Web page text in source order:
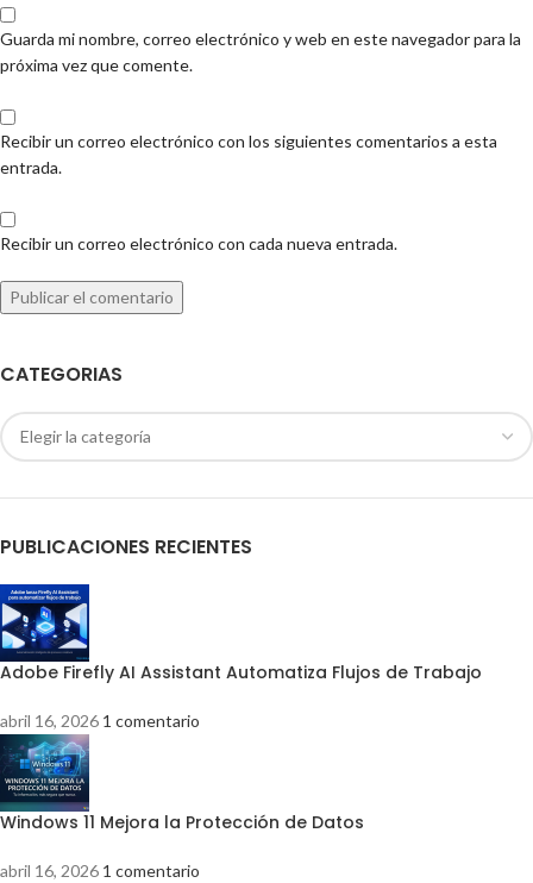
Guarda mi nombre, correo electrónico y web en este navegador para la
próxima vez que comente.
Recibir un correo electrónico con los siguientes comentarios a esta
entrada.
Recibir un correo electrónico con cada nueva entrada.
CATEGORIAS
PUBLICACIONES RECIENTES
Adobe Firefly AI Assistant Automatiza Flujos de Trabajo
abril 16, 2026 1 comentario
Windows 11 Mejora la Protección de Datos
abril 16, 2026 1 comentario